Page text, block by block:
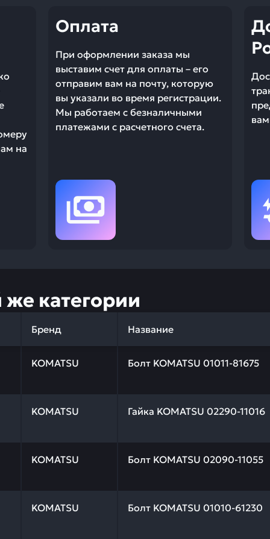
на
Оплата
При оформлении заказа мы
выставим счет для оплаты – его
отправим вам на почту, которую
вы указали во время регистрации.
Мы работаем с безналичными
платежами с расчетного счета.
категории
Бренд Название
KOMATSU Болт KOMATSU 01011-81675
получаете гарантию качества и профессиональный
KOMATSU Гайка KOMATSU 02290-11016
получаете гарантию качества и профессиональный
KOMATSU Болт KOMATSU 02090-11055
получаете гарантию качества и профессиональный
KOMATSU Болт KOMATSU 01010-61230
получаете гарантию качества и профессиональный